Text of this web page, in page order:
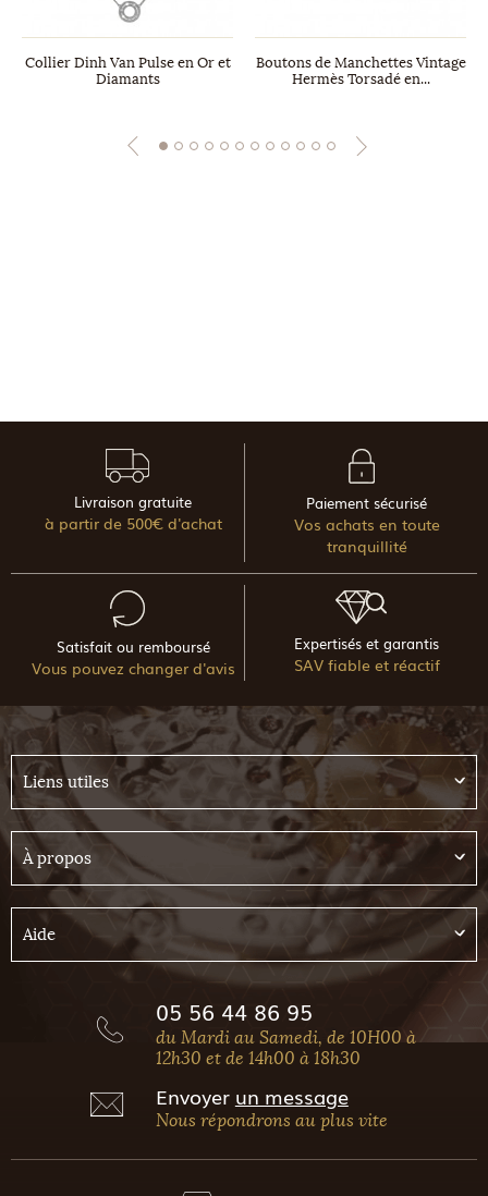
Collier Dinh Van Pulse en Or et
Diamants
Boutons de Manchettes Vintage
Hermès Torsadé en...
Livraison gratuite
à partir de 500€ d'achat
Paiement sécurisé
Vos achats en toute
tranquillité
Satisfait ou remboursé
Vous pouvez changer d'avis
Expertisés et garantis
SAV fiable et réactif
Liens utiles
À propos
Aide
05 56 44 86 95
du Mardi au Samedi, de 10H00 à
12h30 et de 14h00 à 18h30
Envoyer un message
Nous répondrons au plus vite